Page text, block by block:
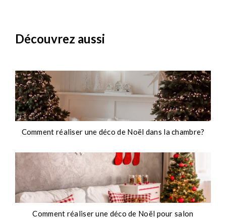
Découvrez aussi
Comment réaliser une déco de Noël dans la chambre?
Comment réaliser une déco de Noël pour salon